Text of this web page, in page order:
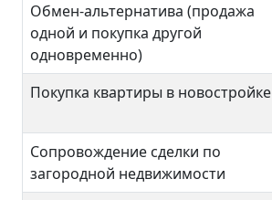
Обмен-альтернатива (продажа
одной и покупка другой
одновременно)
Покупка квартиры в новостройке
Сопровождение сделки по
загородной недвижимости